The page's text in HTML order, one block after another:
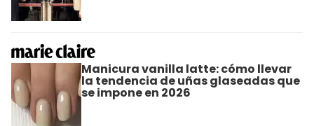
Manicura vanilla latte: cómo llevar
la tendencia de uñas glaseadas que
se impone en 2026